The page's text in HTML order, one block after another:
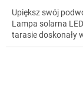
Upiększ swój
Lampa solarna
tarasie doskonały